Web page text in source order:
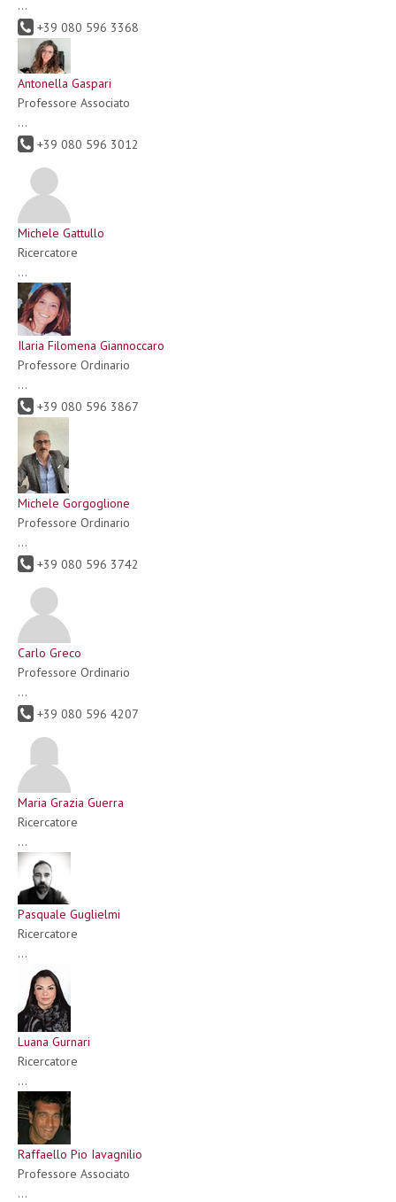
...
+39 080 596 3368
Antonella Gaspari
Professore Associato
...
+39 080 596 3012
Michele Gattullo
Ricercatore
...
Ilaria Filomena Giannoccaro
Professore Ordinario
...
+39 080 596 3867
Michele Gorgoglione
Professore Ordinario
...
+39 080 596 3742
Carlo Greco
Professore Ordinario
...
+39 080 596 4207
Maria Grazia Guerra
Ricercatore
...
Pasquale Guglielmi
Ricercatore
...
Luana Gurnari
Ricercatore
...
Raffaello Pio Iavagnilio
Professore Associato
...